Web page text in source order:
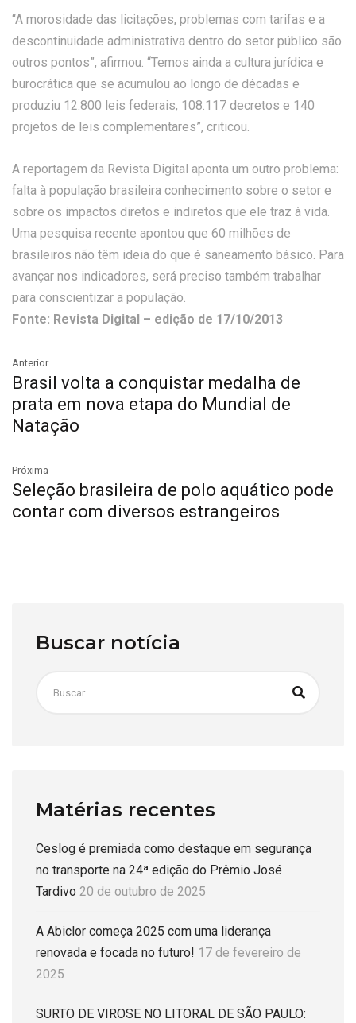
“A morosidade das licitações, problemas com tarifas e a
descontinuidade administrativa dentro do setor público são
outros pontos”, afirmou. “Temos ainda a cultura jurídica e
burocrática que se acumulou ao longo de décadas e
produziu 12.800 leis federais, 108.117 decretos e 140
projetos de leis complementares”, criticou.
A reportagem da Revista Digital aponta um outro problema:
falta à população brasileira conhecimento sobre o setor e
sobre os impactos diretos e indiretos que ele traz à vida.
Uma pesquisa recente apontou que 60 milhões de
brasileiros não têm ideia do que é saneamento básico. Para
avançar nos indicadores, será preciso também trabalhar
para conscientizar a população.
Fonte: Revista Digital – edição de 17/10/2013
Anterior
Brasil volta a conquistar medalha de
prata em nova etapa do Mundial de
Natação
Próxima
Seleção brasileira de polo aquático pode
contar com diversos estrangeiros
Buscar notícia
Matérias recentes
Ceslog é premiada como destaque em segurança
no transporte na 24ª edição do Prêmio José
Tardivo 20 de outubro de 2025
A Abiclor começa 2025 com uma liderança
renovada e focada no futuro! 17 de fevereiro de
2025
SURTO DE VIROSE NO LITORAL DE SÃO PAULO: